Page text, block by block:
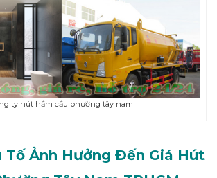
ty hút hầm cầu phường tây nam
Tố Ảnh Hưởng Đến Giá Hút